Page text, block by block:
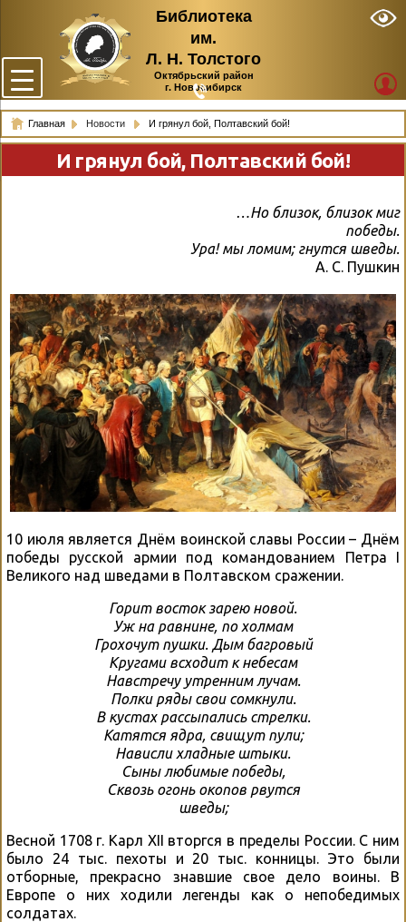
Библиотека
им.
Л. Н. Толстого
Октябрьский район
г. Новосибирск
Главная Новости И грянул бой, Полтавский бой!
И грянул бой, Полтавский бой!
…Но близок, близок миг
победы.
Ура! мы ломим; гнутся шведы.
А. С. Пушкин
10 июля является Днём воинской славы России – Днём
победы русской армии под командованием Петра I
Великого над шведами в Полтавском сражении.
Горит восток зарею новой.
Уж на равнине, по холмам
Грохочут пушки. Дым багровый
Кругами всходит к небесам
Навстречу утренним лучам.
Полки ряды свои сомкнули.
В кустах рассыпались стрелки.
Катятся ядра, свищут пули;
Нависли хладные штыки.
Сыны любимые победы,
Сквозь огонь окопов рвутся
шведы;
Весной 1708 г. Карл XII вторгся в пределы России. С ним
было 24 тыс. пехоты и 20 тыс. конницы. Это были
отборные, прекрасно знавшие свое дело воины. В
Европе о них ходили легенды как о непобедимых
солдатах.